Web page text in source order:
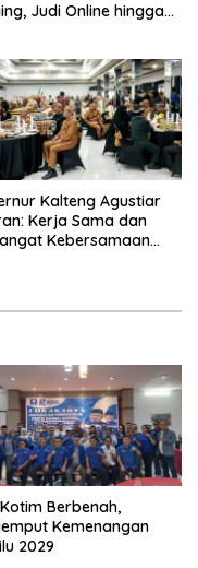
Judi Online hingga
Kalteng Agustiar
Kerja Sama dan
Kebersamaan
Kotim Berbenah,
Kemenangan
2029